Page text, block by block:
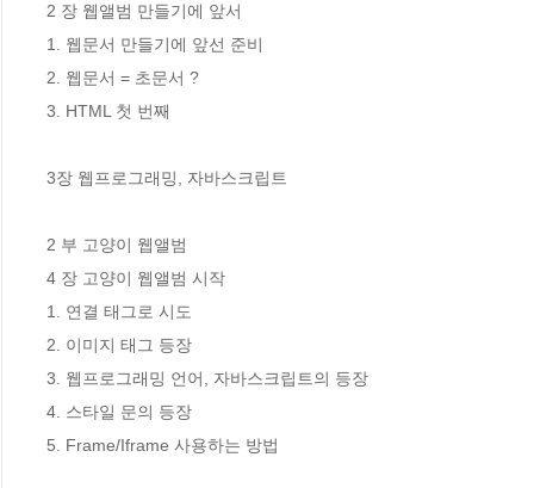
2 장 웹앨범 만들기에 앞서
1. 웹문서 만들기에 앞선 준비
2. 웹문서 = 초문서 ?
3. HTML 첫 번째
3장 웹프로그래밍, 자바스크립트
2 부 고양이 웹앨범
4 장 고양이 웹앨범 시작
1. 연결 태그로 시도
2. 이미지 태그 등장
3. 웹프로그래밍 언어, 자바스크립트의 등장
4. 스타일 문의 등장
5. Frame/Iframe 사용하는 방법